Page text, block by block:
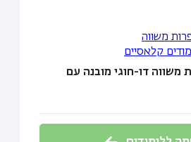
משווה
קלאסיים
משווה דו-חוגי מובנה עם